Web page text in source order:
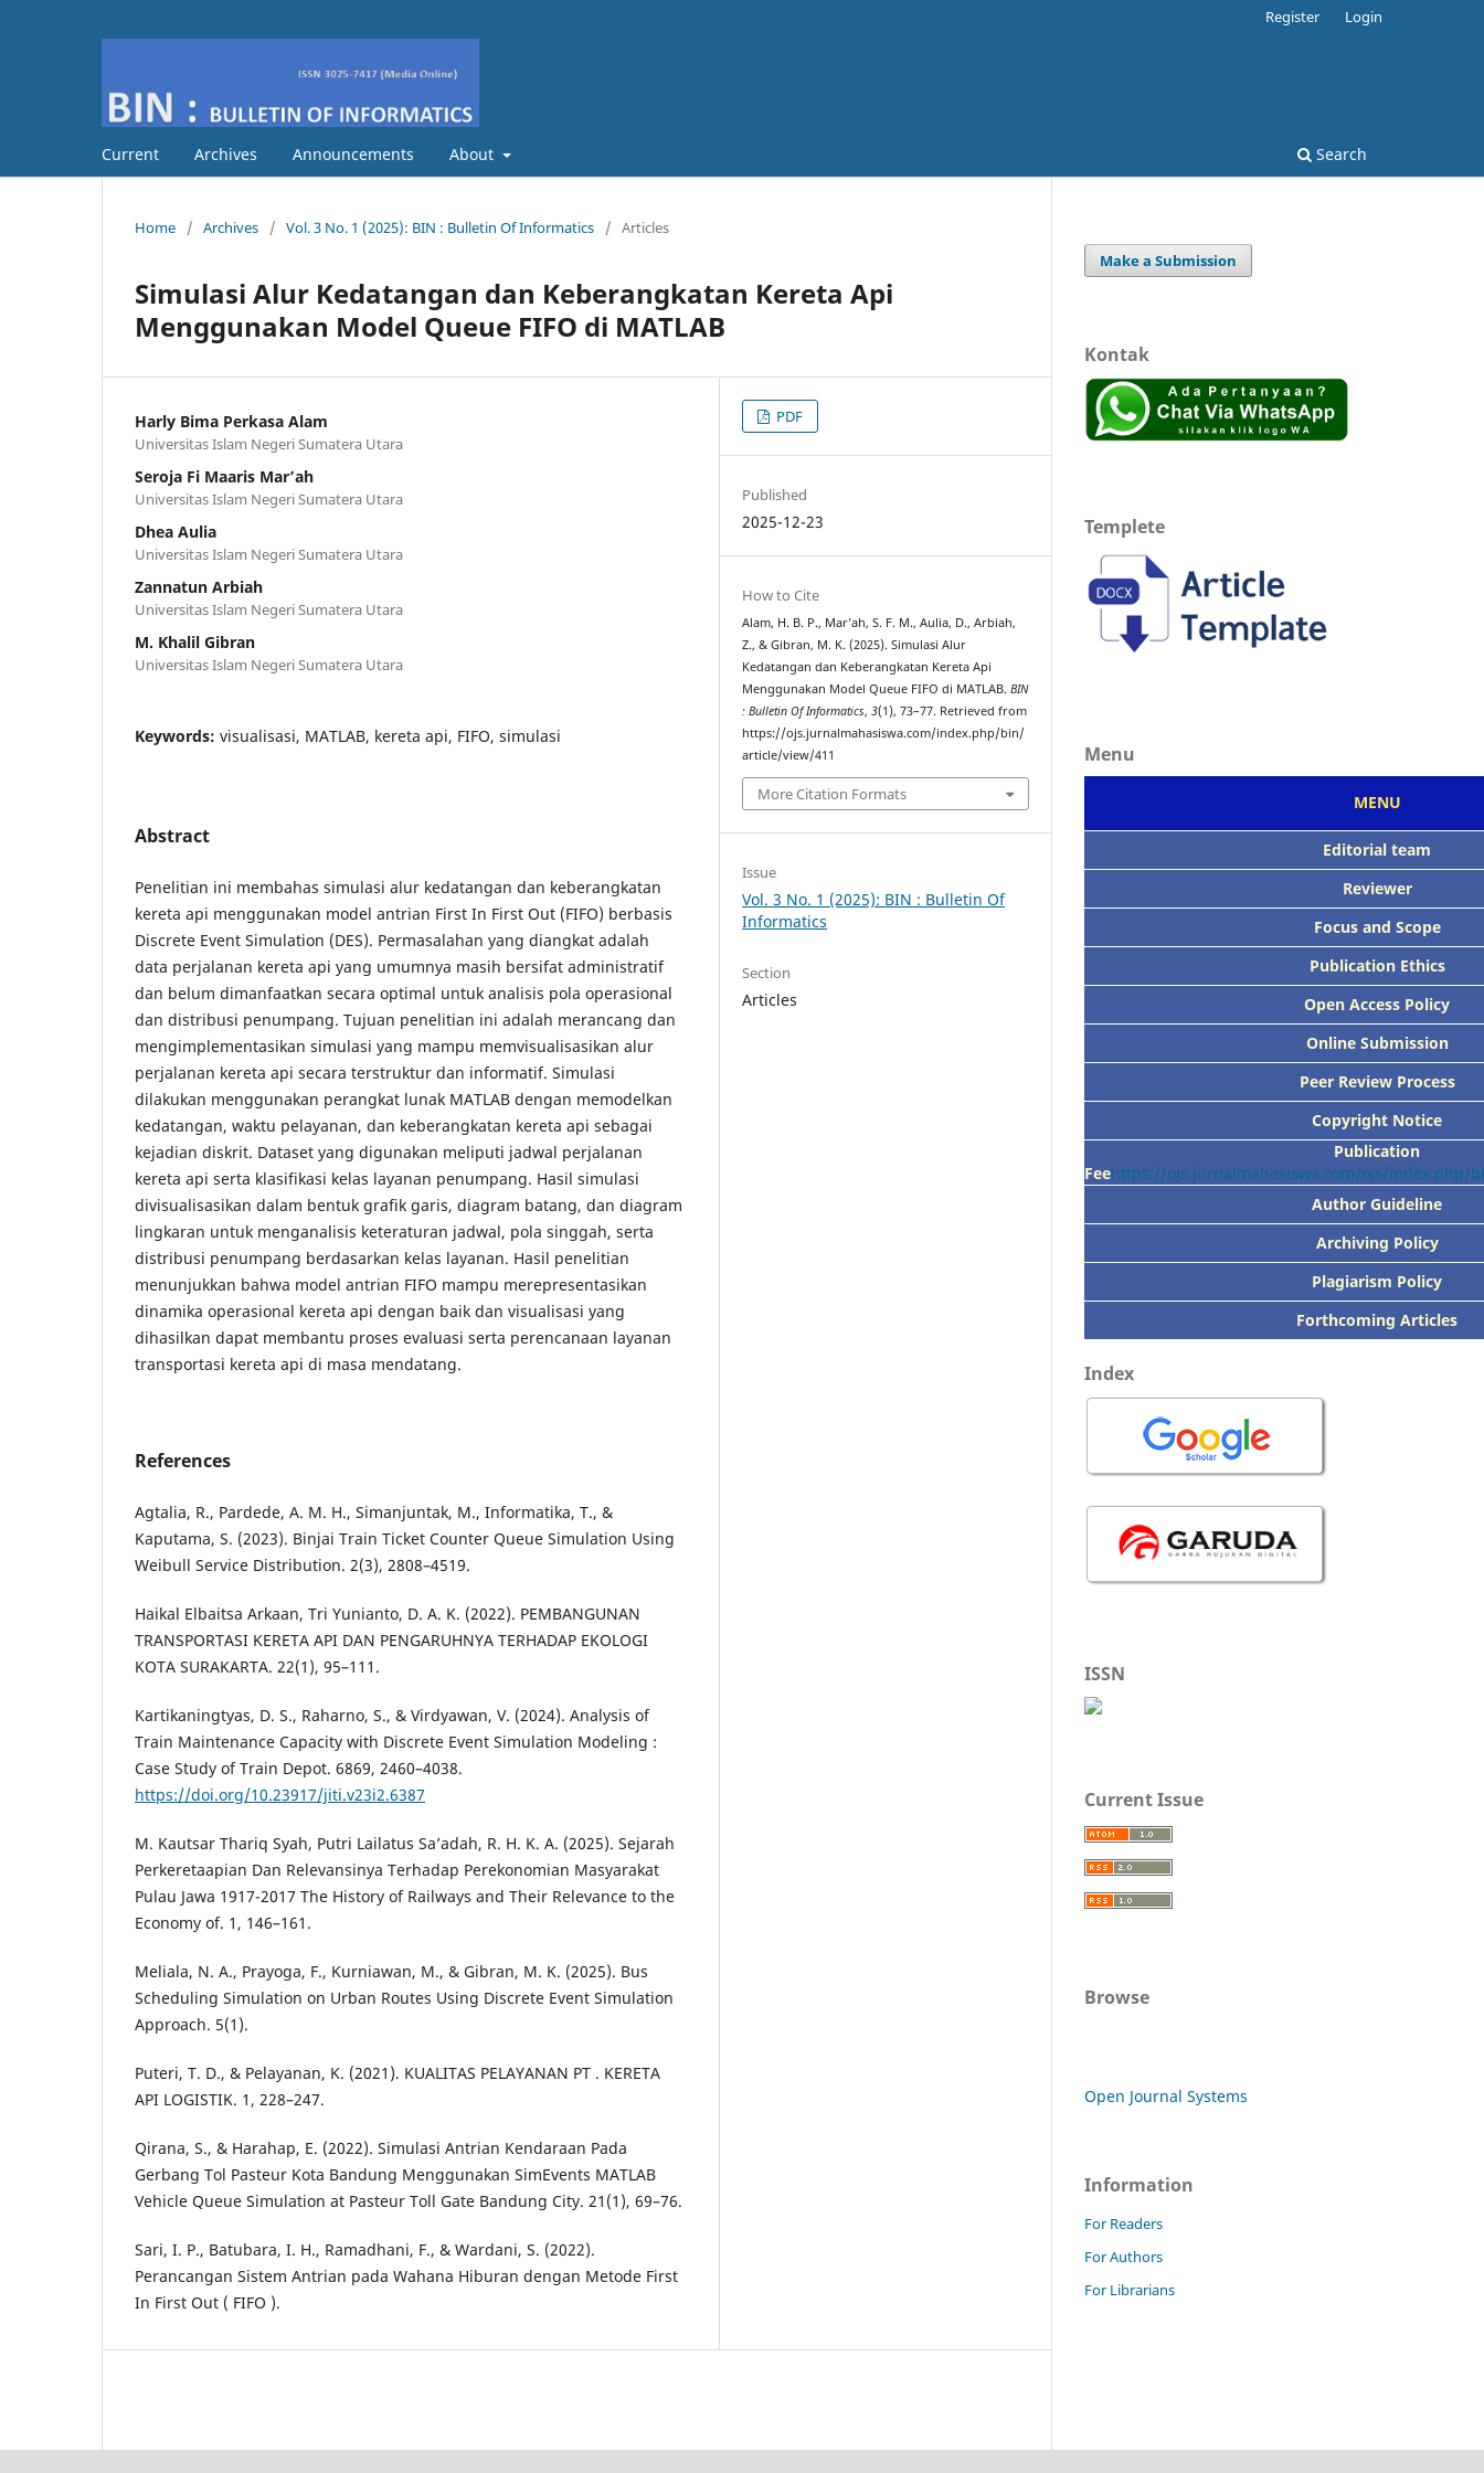
Current Archives Announcements About Search
Register Login
Home / Archives / Vol. 3 No. 1 (2025): BIN : Bulletin Of Informatics / Articles
Simulasi Alur Kedatangan dan Keberangkatan Kereta Api
Menggunakan Model Queue FIFO di MATLAB
Harly Bima Perkasa Alam
Universitas Islam Negeri Sumatera Utara
Seroja Fi Maaris Mar’ah
Universitas Islam Negeri Sumatera Utara
Dhea Aulia
Universitas Islam Negeri Sumatera Utara
Zannatun Arbiah
Universitas Islam Negeri Sumatera Utara
M. Khalil Gibran
Universitas Islam Negeri Sumatera Utara
Keywords: visualisasi, MATLAB, kereta api, FIFO, simulasi
Abstract
Penelitian ini membahas simulasi alur kedatangan dan keberangkatan
kereta api menggunakan model antrian First In First Out (FIFO) berbasis
Discrete Event Simulation (DES). Permasalahan yang diangkat adalah
data perjalanan kereta api yang umumnya masih bersifat administratif
dan belum dimanfaatkan secara optimal untuk analisis pola operasional
dan distribusi penumpang. Tujuan penelitian ini adalah merancang dan
mengimplementasikan simulasi yang mampu memvisualisasikan alur
perjalanan kereta api secara terstruktur dan informatif. Simulasi
dilakukan menggunakan perangkat lunak MATLAB dengan memodelkan
kedatangan, waktu pelayanan, dan keberangkatan kereta api sebagai
kejadian diskrit. Dataset yang digunakan meliputi jadwal perjalanan
kereta api serta klasifikasi kelas layanan penumpang. Hasil simulasi
divisualisasikan dalam bentuk grafik garis, diagram batang, dan diagram
lingkaran untuk menganalisis keteraturan jadwal, pola singgah, serta
distribusi penumpang berdasarkan kelas layanan. Hasil penelitian
menunjukkan bahwa model antrian FIFO mampu merepresentasikan
dinamika operasional kereta api dengan baik dan visualisasi yang
dihasilkan dapat membantu proses evaluasi serta perencanaan layanan
transportasi kereta api di masa mendatang.
References
Agtalia, R., Pardede, A. M. H., Simanjuntak, M., Informatika, T., &
Kaputama, S. (2023). Binjai Train Ticket Counter Queue Simulation Using
Weibull Service Distribution. 2(3), 2808–4519.
Haikal Elbaitsa Arkaan, Tri Yunianto, D. A. K. (2022). PEMBANGUNAN
TRANSPORTASI KERETA API DAN PENGARUHNYA TERHADAP EKOLOGI
KOTA SURAKARTA. 22(1), 95–111.
Kartikaningtyas, D. S., Raharno, S., & Virdyawan, V. (2024). Analysis of
Train Maintenance Capacity with Discrete Event Simulation Modeling :
Case Study of Train Depot. 6869, 2460–4038.
https://doi.org/10.23917/jiti.v23i2.6387
M. Kautsar Thariq Syah, Putri Lailatus Sa’adah, R. H. K. A. (2025). Sejarah
Perkeretaapian Dan Relevansinya Terhadap Perekonomian Masyarakat
Pulau Jawa 1917-2017 The History of Railways and Their Relevance to the
Economy of. 1, 146–161.
Meliala, N. A., Prayoga, F., Kurniawan, M., & Gibran, M. K. (2025). Bus
Scheduling Simulation on Urban Routes Using Discrete Event Simulation
Approach. 5(1).
Puteri, T. D., & Pelayanan, K. (2021). KUALITAS PELAYANAN PT . KERETA
API LOGISTIK. 1, 228–247.
Qirana, S., & Harahap, E. (2022). Simulasi Antrian Kendaraan Pada
Gerbang Tol Pasteur Kota Bandung Menggunakan SimEvents MATLAB
Vehicle Queue Simulation at Pasteur Toll Gate Bandung City. 21(1), 69–76.
Sari, I. P., Batubara, I. H., Ramadhani, F., & Wardani, S. (2022).
Perancangan Sistem Antrian pada Wahana Hiburan dengan Metode First
In First Out ( FIFO ).
PDF
Published
2025-12-23
How to Cite
Alam, H. B. P., Mar’ah, S. F. M., Aulia, D., Arbiah,
Z., & Gibran, M. K. (2025). Simulasi Alur
Kedatangan dan Keberangkatan Kereta Api
Menggunakan Model Queue FIFO di MATLAB.BIN
: Bulletin Of Informatics,3(1), 73–77. Retrieved from
https://ojs.jurnalmahasiswa.com/index.php/bin/
article/view/411
More Citation Formats
Issue
Vol. 3 No. 1 (2025): BIN : Bulletin Of
Informatics
Section
Articles
Make a Submission
Kontak
Templete
Menu
MENU
Editorial team
Reviewer
Focus and Scope
Publication Ethics
Open Access Policy
Online Submission
Peer Review Process
Copyright Notice
Publication
Feehttps://ojs.jurnalmahasiswa.com/ojs/index.php/
Author Guideline
Archiving Policy
Plagiarism Policy
Forthcoming Articles
Index
ISSN
Current Issue
Browse
Open Journal Systems
Information
For Readers
For Authors
For Librarians